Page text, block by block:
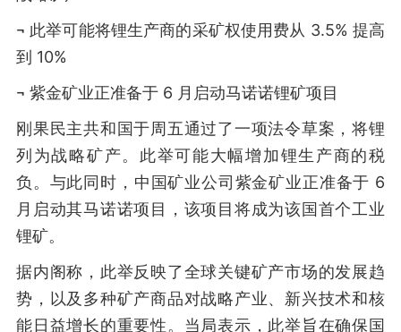
¬ 此举可能将锂生产商的采矿权使用费从 3.5% 提高
到 10%
¬ 紫金矿业正准备于 6 月启动马诺诺锂矿项目
刚果民主共和国于周五通过了一项法令草案，将锂
列为战略矿产。此举可能大幅增加锂生产商的税
负。与此同时，中国矿业公司紫金矿业正准备于 6
月启动其马诺诺项目，该项目将成为该国首个工业
锂矿。
据内阁称，此举反映了全球关键矿产市场的发展趋
势，以及多种矿产商品对战略产业、新兴技术和核
能日益增长的重要性。当局表示，此举旨在确保国